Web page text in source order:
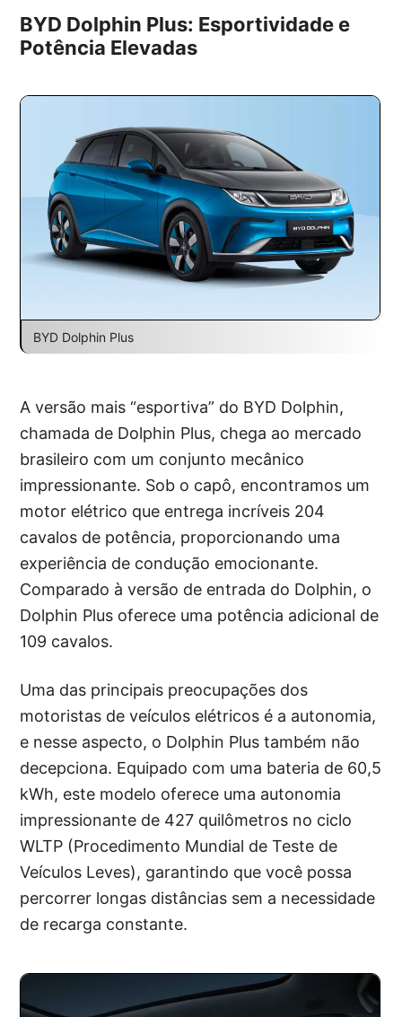
BYD Dolphin Plus: Esportividade e
Potência Elevadas
BYD Dolphin Plus
A versão mais “esportiva” do BYD Dolphin,
chamada de Dolphin Plus, chega ao mercado
brasileiro com um conjunto mecânico
impressionante. Sob o capô, encontramos um
motor elétrico que entrega incríveis 204
cavalos de potência, proporcionando uma
experiência de condução emocionante.
Comparado à versão de entrada do Dolphin, o
Dolphin Plus oferece uma potência adicional de
109 cavalos.
Uma das principais preocupações dos
motoristas de veículos elétricos é a autonomia,
e nesse aspecto, o Dolphin Plus também não
decepciona. Equipado com uma bateria de 60,5
kWh, este modelo oferece uma autonomia
impressionante de 427 quilômetros no ciclo
WLTP (Procedimento Mundial de Teste de
Veículos Leves), garantindo que você possa
percorrer longas distâncias sem a necessidade
de recarga constante.